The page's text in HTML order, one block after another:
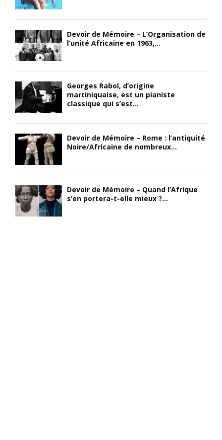
Devoir de Mémoire – L’Organisation de
l’unité Africaine en 1963,...
Georges Rabol, d’origine
martiniquaise, est un pianiste
classique qui s’est...
Devoir de Mémoire – Rome : l’antiquité
Noire/Africaine de nombreux...
Devoir de Mémoire – Quand l’Afrique
s’en portera-t-elle mieux ?...